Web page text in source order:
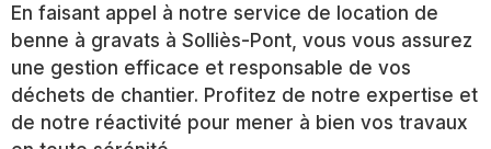
En faisant appel à notre service de location de
benne à gravats à Solliès-Pont, vous vous assurez
une gestion efficace et responsable de vos
déchets de chantier. Profitez de notre expertise et
de notre réactivité pour mener à bien vos travaux